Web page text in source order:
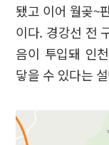
됐고 이어 월곶~
이다. 경강선 전
음이 투입돼 인
닿을 수 있다는